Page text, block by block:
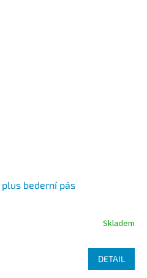
bederní pás
Skladem
DETAIL